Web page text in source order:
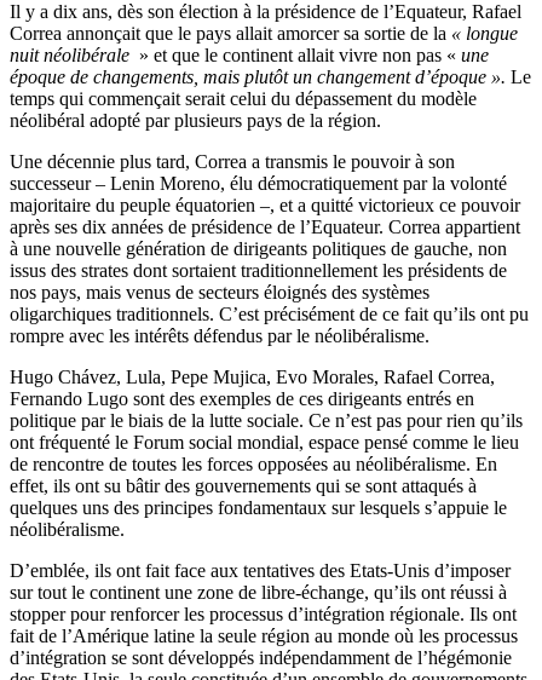
Il y a dix ans, dès son élection à la présidence de l’Equateur, Rafael
Correa annonçait que le pays allait amorcer sa sortie de la « longue
nuit néolibérale » et que le continent allait vivre non pas « une
époque de changements, mais plutôt un changement d’époque ». Le
temps qui commençait serait celui du dépassement du modèle
néolibéral adopté par plusieurs pays de la région.
Une décennie plus tard, Correa a transmis le pouvoir à son
successeur – Lenin Moreno, élu démocratiquement par la volonté
majoritaire du peuple équatorien –, et a quitté victorieux ce pouvoir
après ses dix années de présidence de l’Equateur. Correa appartient
à une nouvelle génération de dirigeants politiques de gauche, non
issus des strates dont sortaient traditionnellement les présidents de
nos pays, mais venus de secteurs éloignés des systèmes
oligarchiques traditionnels. C’est précisément de ce fait qu’ils ont pu
rompre avec les intérêts défendus par le néolibéralisme.
Hugo Chávez, Lula, Pepe Mujica, Evo Morales, Rafael Correa,
Fernando Lugo sont des exemples de ces dirigeants entrés en
politique par le biais de la lutte sociale. Ce n’est pas pour rien qu’ils
ont fréquenté le Forum social mondial, espace pensé comme le lieu
de rencontre de toutes les forces opposées au néolibéralisme. En
effet, ils ont su bâtir des gouvernements qui se sont attaqués à
quelques uns des principes fondamentaux sur lesquels s’appuie le
néolibéralisme.
D’emblée, ils ont fait face aux tentatives des Etats-Unis d’imposer
sur tout le continent une zone de libre-échange, qu’ils ont réussi à
stopper pour renforcer les processus d’intégration régionale. Ils ont
fait de l’Amérique latine la seule région au monde où les processus
d’intégration se sont développés indépendamment de l’hégémonie